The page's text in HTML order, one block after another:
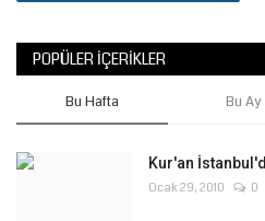
POPÜLER İÇERIKLER
Bu Hafta Bu Ay
Kur'an
Ocak 29, 2010 0